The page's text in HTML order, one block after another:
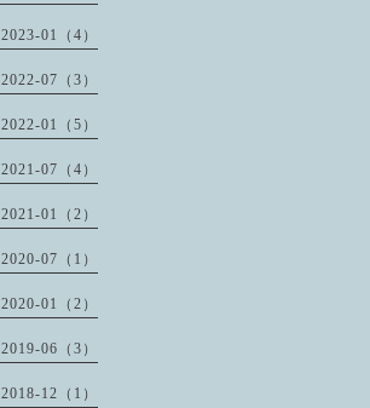
2023-01（4）
2022-07（3）
2022-01（5）
2021-07（4）
2021-01（2）
2020-07（1）
2020-01（2）
2019-06（3）
2018-12（1）